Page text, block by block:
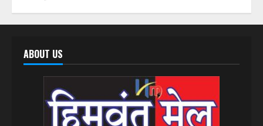
बिना सूचना के यहां औचक निरीक्षण को पहुँची ANTF-डाक्टरों की
टीमें, 100 स्टूडेंट्स का रेंडमली ड्रग्स किट से किया यूरिन टेस्ट
August 5, 2026